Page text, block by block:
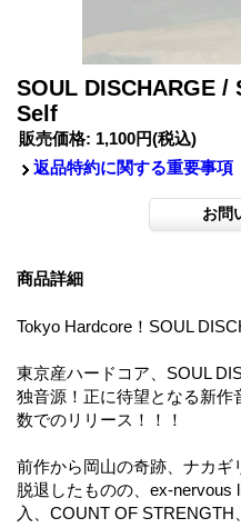
SOUL DISCHARGE
Self
販売価格: 1,100円(税込)
返品特約に関する重要事項
商品詳細
Tokyo Hardcore！SOUL
東京産ハードコア、SOUL
独音源！正に待望となる新作
数でのリリース！！！
前作から岡山の奇跡、ナカ
脱退したものの、ex-nervous
入、COUNT OF